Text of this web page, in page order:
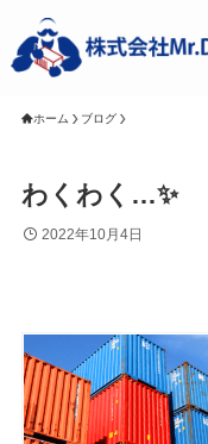
ホーム ブログ
わくわく…✨
2022年10月4日